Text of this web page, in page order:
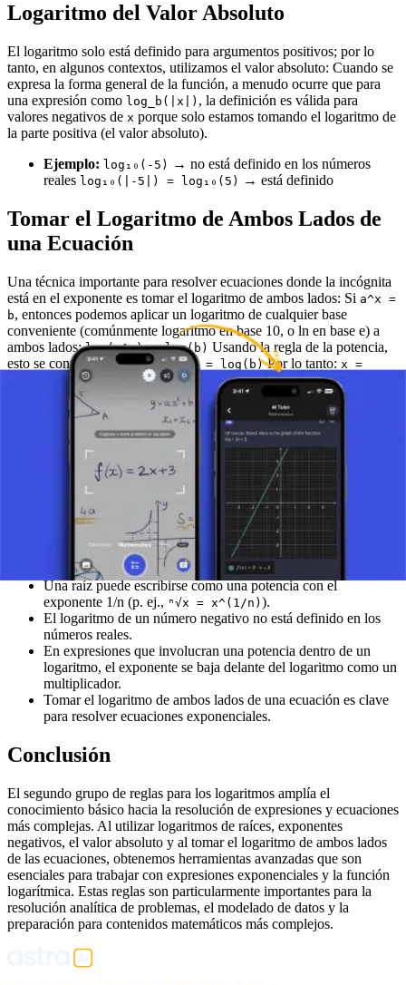
Logaritmo del Valor Absoluto
El logaritmo solo está definido para argumentos positivos; por lo
tanto, en algunos contextos, utilizamos el valor absoluto: Cuando se
expresa la forma general de la función, a menudo ocurre que para
una expresión como log_b(|x|) , la definición es válida para
valores negativos de x porque solo estamos tomando el logaritmo de
la parte positiva (el valor absoluto).
Ejemplo: log₁₀(-5)
→ no está definido en los números
reales log₁₀(|-5|) = log₁₀(5) → está definido
Tomar el Logaritmo de Ambos Lados de
una Ecuación
Una técnica importante para resolver ecuaciones donde la incógnita
está en el exponente es tomar el logaritmo de ambos lados: Si a^x =
b, entonces podemos aplicar un logaritmo de cualquier base
conveniente (comúnmente logaritmo en base 10, o ln en base e) a
ambos lados:log(a^x) = log(b) Usando la regla de la potencia,
esto se convierte en:x * log(a) = log(b)Por lo tanto: x =
log(b) / log(a)
Ejemplo: 3^x = 81
Tomamos logaritmo en base 10 de
ambos lados:log₁₀(3^x) = log₁₀(81)
Aplicamos la regla
de la potencia: x * log₁₀(3) = log₁₀(81)
para x:x = log₁₀(81) / log₁₀(3) ≈ 1.908 / 0.477 ≈
(Alternativamente, observa que 81 = 3⁴
, y así
directamente al igualar los exponentes si las
bases son las mismas).
Repeticiones y Puntos Clave
Una raíz puede escribirse como una potencia con el
exponente 1/n (p. ej., ⁿ√x = x^(1/n) ).
El logaritmo de un número negativo no está definido en los
números reales.
En expresiones que involucran una potencia dentro de un
logaritmo, el exponente se baja delante del logaritmo como un
multiplicador.
Tomar el logaritmo de ambos lados de una ecuación es clave
para resolver ecuaciones exponenciales.
Conclusión
El segundo grupo de reglas para los logaritmos amplía el
conocimiento básico hacia la resolución de expresiones y ecuaciones
más complejas. Al utilizar logaritmos de raíces, exponentes
negativos, el valor absoluto y al tomar el logaritmo de ambos lados
de las ecuaciones, obtenemos herramientas avanzadas que son
esenciales para trabajar con expresiones exponenciales y la función
logarítmica. Estas reglas son particularmente importantes para la
resolución analítica de problemas, el modelado de datos y la
preparación para contenidos matemáticos más complejos.